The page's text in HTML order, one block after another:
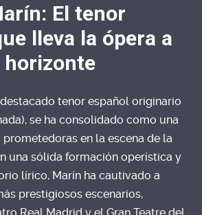
El tenor
lleva la ópera a
horizonte
tenor español originario
se ha consolidado como una
en la escena de la
una sólida formación operística y
lírico, Marín ha cautivado a
prestigiosos escenarios,
Real Madrid y el Gran Teatre del